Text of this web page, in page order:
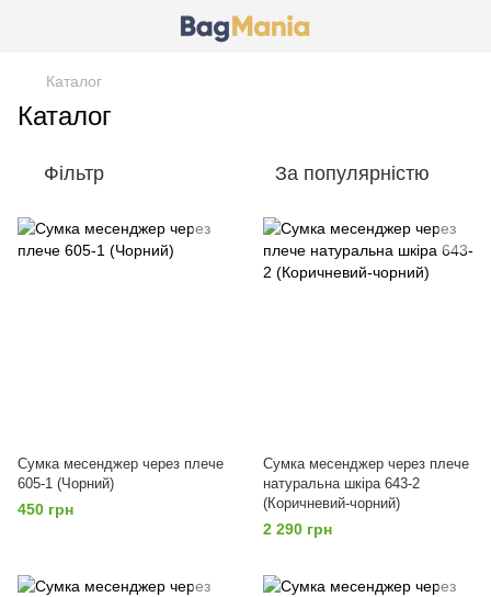
Каталог
Каталог
Фільтр За популярністю
Сумка месенджер через плече
605-1 (Чорний)
450 грн
Сумка месенджер через плече
натуральна шкіра 643-2
(Коричневий-чорний)
2 290 грн